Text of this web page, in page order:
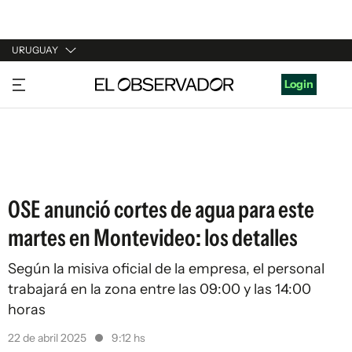
URUGUAY
URUGUAY
ARGENTINA
Login
OSE anunció cortes de agua para este
martes en Montevideo: los detalles
Según la misiva oficial de la empresa, el personal
trabajará en la zona entre las 09:00 y las 14:00
horas
22 de abril 2025 9:12 hs